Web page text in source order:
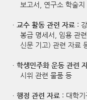
보고서, 연구소 학술
ㆍ 교수 활동 관련 자료 :
봉급 명세서, 임용 관
신문 기고) 관련 자료
ㆍ 학생민주화 운동 관련
시위 관련 물품 등
ㆍ 행정 관련 자료 : 대학